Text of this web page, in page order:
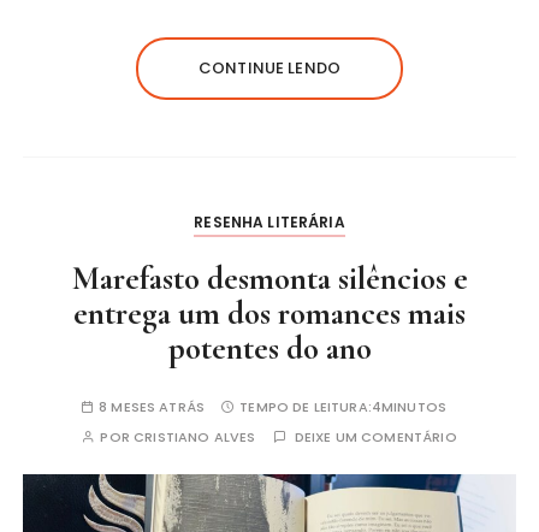
CONTINUE LENDO
RESENHA LITERÁRIA
Marefasto desmonta silêncios e
entrega um dos romances mais
potentes do ano
8 MESES ATRÁS TEMPO DE LEITURA:4MINUTOS
POR CRISTIANO ALVES DEIXE UM COMENTÁRIO